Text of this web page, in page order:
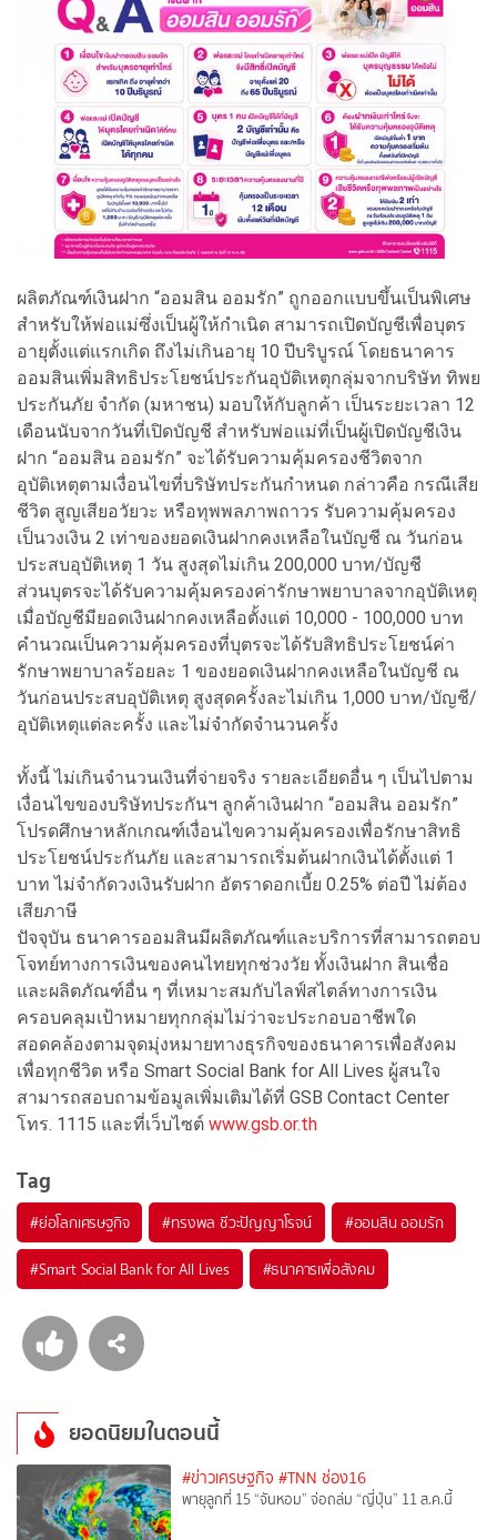
ผลิตภัณฑ์เงินฝาก “ออมสิน ออมรัก” ถูกออกแบบขึ้นเป็นพิเศษ
สำหรับให้พ่อแม่ซึ่งเป็นผู้ให้กำเนิด สามารถเปิดบัญชีเพื่อบุตร
อายุตั้งแต่แรกเกิด ถึงไม่เกินอายุ 10 ปีบริบูรณ์ โดยธนาคาร
ออมสินเพิ่มสิทธิประโยชน์ประกันอุบัติเหตุกลุ่มจากบริษัท ทิพย
ประกันภัย จำกัด (มหาชน) มอบให้กับลูกค้า เป็นระยะเวลา 12
เดือนนับจากวันที่เปิดบัญชี สำหรับพ่อแม่ที่เป็นผู้เปิดบัญชีเงิน
ฝาก “ออมสิน ออมรัก” จะได้รับความคุ้มครองชีวิตจาก
อุบัติเหตุตามเงื่อนไขที่บริษัทประกันกำหนด กล่าวคือ กรณีเสีย
ชีวิต สูญเสียอวัยวะ หรือทุพพลภาพถาวร รับความคุ้มครอง
เป็นวงเงิน 2 เท่าของยอดเงินฝากคงเหลือในบัญชี ณ วันก่อน
ประสบอุบัติเหตุ 1 วัน สูงสุดไม่เกิน 200,000 บาท/บัญชี
ส่วนบุตรจะได้รับความคุ้มครองค่ารักษาพยาบาลจากอุบัติเหตุ
เมื่อบัญชีมียอดเงินฝากคงเหลือตั้งแต่ 10,000 - 100,000 บาท
คำนวณเป็นความคุ้มครองที่บุตรจะได้รับสิทธิประโยชน์ค่า
รักษาพยาบาลร้อยละ 1 ของยอดเงินฝากคงเหลือในบัญชี ณ
วันก่อนประสบอุบัติเหตุ สูงสุดครั้งละไม่เกิน 1,000 บาท/บัญชี/
อุบัติเหตุแต่ละครั้ง และไม่จำกัดจำนวนครั้ง
ทั้งนี้ ไม่เกินจำนวนเงินที่จ่ายจริง รายละเอียดอื่น ๆ เป็นไปตาม
เงื่อนไขของบริษัทประกันฯ ลูกค้าเงินฝาก “ออมสิน ออมรัก”
โปรดศึกษาหลักเกณฑ์เงื่อนไขความคุ้มครองเพื่อรักษาสิทธิ
ประโยชน์ประกันภัย และสามารถเริ่มต้นฝากเงินได้ตั้งแต่ 1
บาท ไม่จำกัดวงเงินรับฝาก อัตราดอกเบี้ย 0.25% ต่อปี ไม่ต้อง
เสียภาษี
ปัจจุบัน ธนาคารออมสินมีผลิตภัณฑ์และบริการที่สามารถตอบ
โจทย์ทางการเงินของคนไทยทุกช่วงวัย ทั้งเงินฝาก สินเชื่อ
และผลิตภัณฑ์อื่น ๆ ที่เหมาะสมกับไลฟ์สไตล์ทางการเงิน
ครอบคลุมเป้าหมายทุกกลุ่มไม่ว่าจะประกอบอาชีพใด
สอดคล้องตามจุดมุ่งหมายทางธุรกิจของธนาคารเพื่อสังคม
เพื่อทุกชีวิต หรือ Smart Social Bank for All Lives ผู้สนใจ
สามารถสอบถามข้อมูลเพิ่มเติมได้ที่ GSB Contact Center
โทร. 1115 และที่เว็บไซต์ www.gsb.or.th
Tag
#ย่อโลกเศรษฐกิจ #ทรงพล ชีวะปัญญาโรจน์ #ออมสิน ออมรัก
#Smart Social Bank for All Lives #ธนาคารเพื่อสังคม
ยอดนิยมในตอนนี้
#ข่าวเศรษฐกิจ #TNN ช่อง16
พายุลูกที่ 15 “จันหอม” จ่อถล่ม “ญี่ปุ่น” 11 ส.ค.นี้